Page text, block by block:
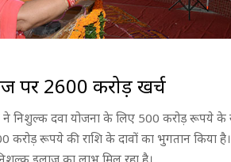
पर 2600 करोड़ खर्च
ने निशुल्क दवा योजना के लिए 500 करोड़ रूपये के
रूपये की राशि के दावों का भुगतान किया है।